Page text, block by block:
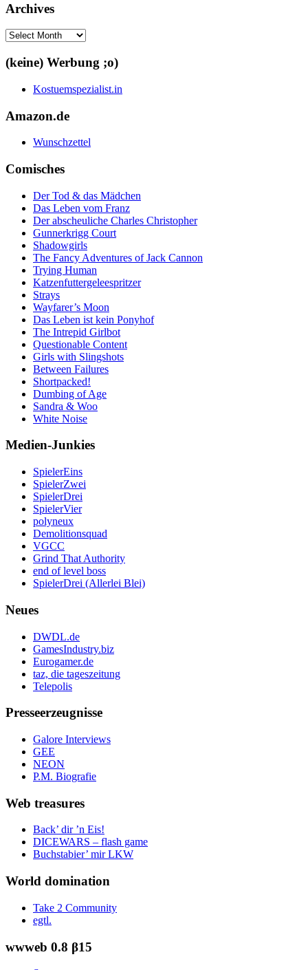
Archives
Archives
(keine) Werbung ;o)
Kostuemspezialist.in
Amazon.de
Wunschzettel
Comisches
Der Tod & das Mädchen
Das Leben vom Franz
Der abscheuliche Charles Christopher
Gunnerkrigg Court
Shadowgirls
The Fancy Adventures of Jack Cannon
Trying Human
Katzenfuttergeleespritzer
Strays
Wayfarer’s Moon
Das Leben ist kein Ponyhof
The Intrepid Girlbot
Questionable Content
Girls with Slingshots
Between Failures
Shortpacked!
Dumbing of Age
Sandra & Woo
White Noise
Medien-Junkies
SpielerEins
SpielerZwei
SpielerDrei
SpielerVier
polyneux
Demolitionsquad
VGCC
Grind That Authority
end of level boss
SpielerDrei (Allerlei Blei)
Neues
DWDL.de
GamesIndustry.biz
Eurogamer.de
taz, die tageszeitung
Telepolis
Presseerzeugnisse
Galore Interviews
GEE
NEON
P.M. Biografie
Web treasures
Back’ dir ’n Eis!
DICEWARS – flash game
Buchstabier’ mir LKW
World domination
Take 2 Community
egtl.
wwweb 0.8 β15